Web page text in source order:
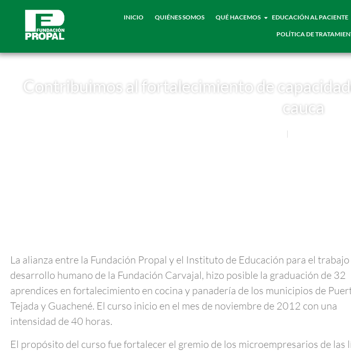
INICIO QUIÉNES SOMOS QUÉ HACEMOS EDUCACIÓN AL PACIENTE
POLÍTICA DE
Contribuimos al fortalecimiento de
cauca
La alianza entre la Fundación Propal y el Instituto de Educación para el
desarrollo humano de la Fundación Carvajal, hizo posible la graduación de 32
aprendices en fortalecimiento en cocina y panadería de los municipios de
Tejada y Guachené. El curso inicio en el mes de noviembre de 2012 con una
intensidad de 40 horas.
El propósito del curso fue fortalecer el gremio de los microempresarios de las